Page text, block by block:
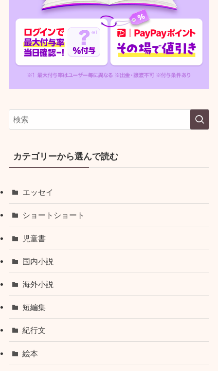
カテゴリーから選んで読む
エッセイ
ショートショート
児童書
国内小説
海外小説
短編集
紀行文
絵本